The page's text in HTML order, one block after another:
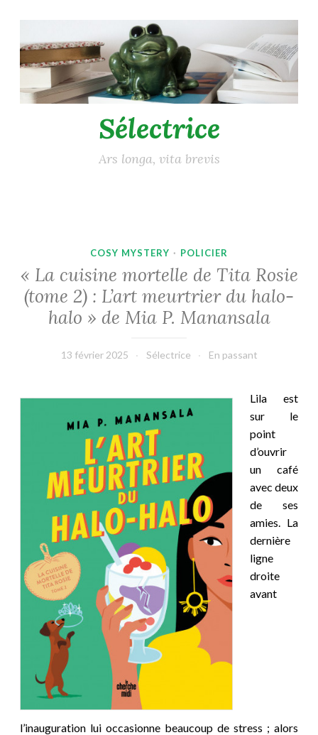
au
contenu
principal
Sélectrice
Ars longa, vita brevis
COSY MYSTERY · POLICIER
« La cuisine mortelle de Tita Rosie
(tome 2) : L’art meurtrier du halo-
halo » de Mia P. Manansala
13 février 2025 Sélectrice En passant
Lila est
sur le
point
d’ouvrir
un café
avec deux
de ses
amies. La
dernière
ligne
droite
avant
l’inauguration lui occasionne beaucoup de stress ; alors